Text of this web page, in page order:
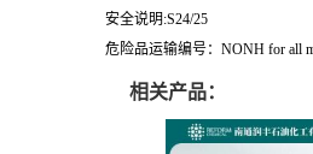
安全说明:S24/25
危险品运输编号：NONH for all
相关产品：